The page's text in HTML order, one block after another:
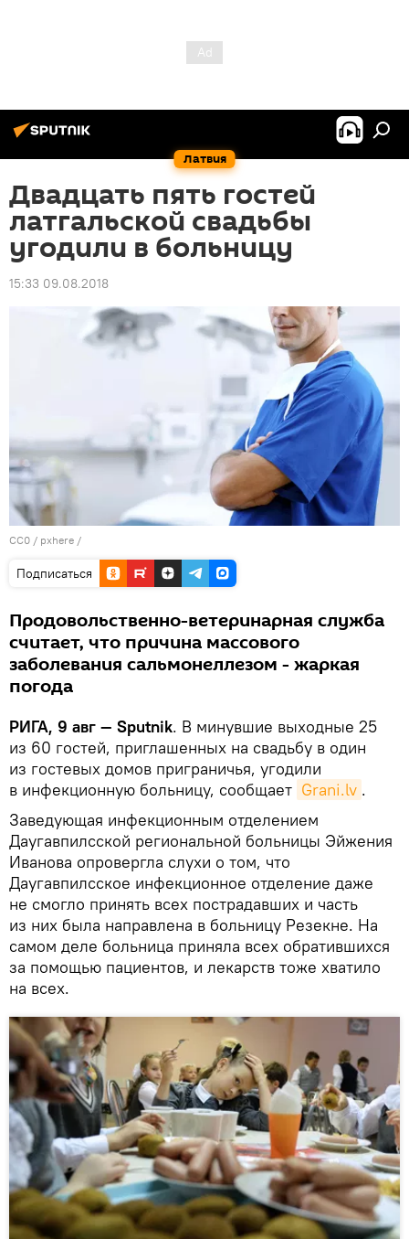
Латвия
Двадцать пять гостей
латгальской свадьбы
угодили в больницу
15:33 09.08.2018
CC0 / pxhere /
Подписаться
Продовольственно-ветеринарная служба
считает, что причина массового
заболевания сальмонеллезом - жаркая
погода
РИГА, 9 авг — Sputnik. В минувшие выходные 25
из 60 гостей, приглашенных на свадьбу в один
из гостевых домов приграничья, угодили
в инфекционную больницу, сообщает Grani.lv .
Заведующая инфекционным отделением
Даугавпилсской региональной больницы Эйжения
Иванова опровергла слухи о том, что
Даугавпилсское инфекционное отделение даже
не смогло принять всех пострадавших и часть
из них была направлена в больницу Резекне. На
самом деле больница приняла всех обратившихся
за помощью пациентов, и лекарств тоже хватило
на всех.